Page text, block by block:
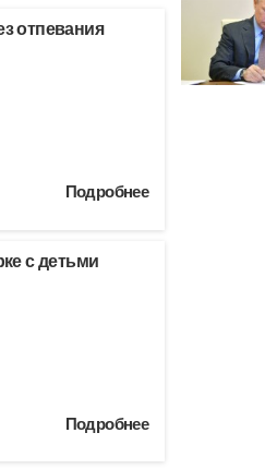
отпевания
Подробнее
с детьми
Подробнее